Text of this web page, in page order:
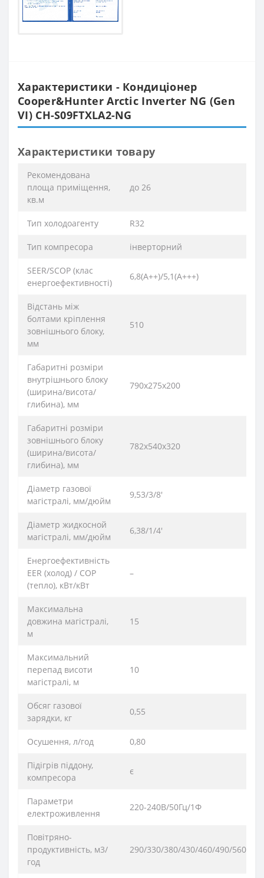
Характеристики - Кондиціонер
Cooper&Hunter Arctic Inverter NG (Gen
VI) CH-S09FTXLA2-NG
Характеристики товару
Рекомендована
площа приміщення,
кв.м
до 26
Тип холодоагенту R32
Тип компресора інверторний
SEER/SCOP (клас
енергоефективності)
6,8(А++)/5,1(А+++)
Відстань між
болтами кріплення
зовнішнього блоку,
мм
510
Габаритні розміри
внутрішнього блоку
(ширина/висота/
глибина), мм
790х275х200
Габаритні розміри
зовнішнього блоку
(ширина/висота/
глибина), мм
782х540х320
Діаметр газової
магістралі, мм/дюйм
9,53/3/8'
Діаметр жидкосной
магістралі, мм/дюйм
6,38/1/4'
Енергоефективність
EER (холод) / COP
(тепло), кВт/кВт
–
Максимальна
довжина магістралі,
м
15
Максимальний
перепад висоти
магістралі, м
10
Обсяг газової
зарядки, кг
0,55
Осушення, л/год 0,80
Підігрів піддону,
компресора
є
Параметри
електроживлення
220-240В/50Гц/1Ф
Повітряно-
продуктивність, м3/
год
290/330/380/430/460/490/560